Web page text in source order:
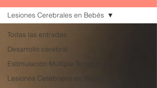
Todas las entradas
Desarrollo cerebral
Estimulación Múltiple Temprana
Lesiones Cerebrales en Bebés
Lesiones Cerebrales en Bebés